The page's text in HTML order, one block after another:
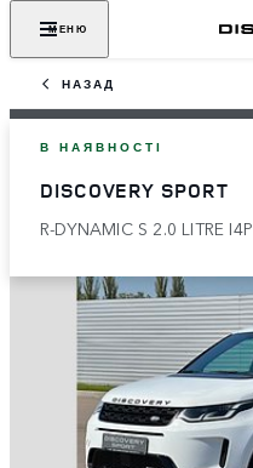
МЕНЮ
НАЗАД
В НАЯВНОСТІ
DISCOVERY SPORT
R-DYNAMIC S 2.0 LITRE I4P​